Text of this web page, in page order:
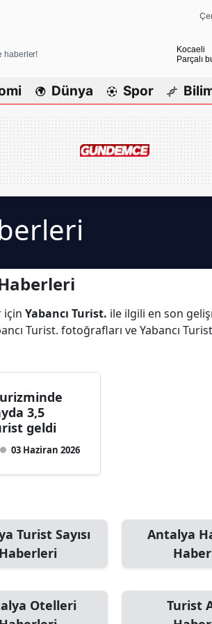
haberler!
Kocaeli
Parçalı
Ağrı
Dünya Spor
için Yabancı Turist. ile ilgili en son
Turist. fotoğrafları ve Yabancı
3,5
geldi
03 Haziran 2026
Turist Sayısı
Haberleri
Antalya
Otelleri
Turist